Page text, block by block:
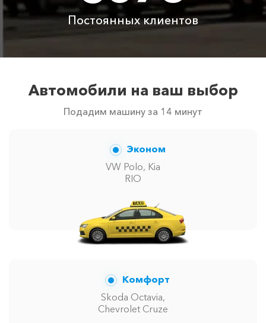
Цены по акции ограничены количеством свободных
автомобилей в г Судак. Точную цену вам сообщит
Постоянных клиентов
Автомобили на ваш выбор
Подадим машину за 14 минут
Эконом
VW Polo, Kia
RIO
Комфорт
Skoda Octavia,
Chevrolet Cruze